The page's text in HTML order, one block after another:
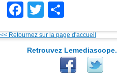
Facebook
Twitter
<< Retournez sur la page d'accueil
Retrouvez